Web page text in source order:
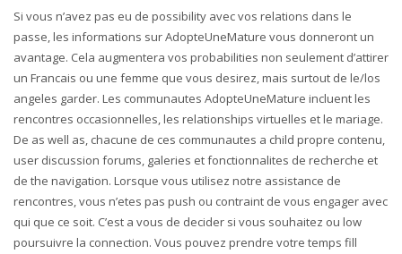
Si vous n’avez pas eu de possibility avec vos relations dans le
passe, les informations sur AdopteUneMature vous donneront un
avantage. Cela augmentera vos probabilities non seulement d’attirer
un Francais ou une femme que vous desirez, mais surtout de le/los
angeles garder. Les communautes AdopteUneMature incluent les
rencontres occasionnelles, les relationships virtuelles et le mariage.
De as well as, chacune de ces communautes a child propre contenu,
user discussion forums, galeries et fonctionnalites de recherche et
de the navigation. Lorsque vous utilisez notre assistance de
rencontres, vous n’etes pas push ou contraint de vous engager avec
qui que ce soit. C’est a vous de decider si vous souhaitez ou low
poursuivre la connection. Vous pouvez prendre votre temps fill